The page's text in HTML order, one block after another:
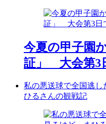
今夏の甲子園
証」 大会第3
私の悪送球で全国逃
ひるさんの観戦記